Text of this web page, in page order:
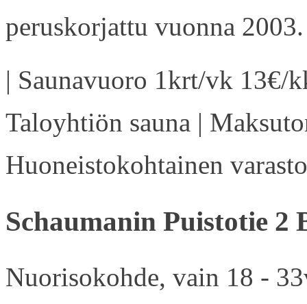
peruskorjattu vuonna 2003.
| Saunavuoro 1krt/vk 13€/
Taloyhtiön sauna |
Huoneistokohtainen
Schaumanin Puistotie 2
Nuorisokohde, vain 18 -